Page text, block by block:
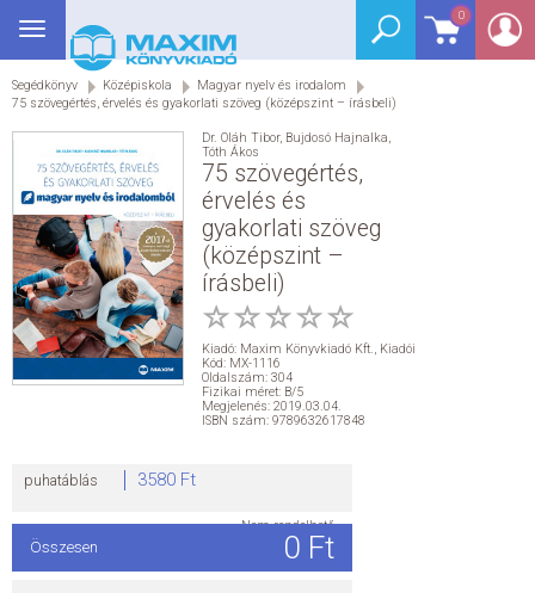
0
Toggle
navigation
Segédkönyv Középiskola
Magyar nyelv és irodalom
75 szövegértés, érvelés és gyakorlati szöveg (középszint – írásbeli)
Dr. Oláh Tibor, Bujdosó Hajnalka,
Tóth Ákos
75 szövegértés,
érvelés és
gyakorlati szöveg
(középszint –
írásbeli)
Kiadó: Maxim Könyvkiadó Kft., Kiadói
Kód: MX-1116
Oldalszám: 304
Fizikai méret: B/5
Megjelenés: 2019.03.04.
ISBN szám: 9789632617848
puhatáblás 3580 Ft
Nem rendelhető
Összesen 0 Ft
BEJELENTKEZÉS
SEGÉDKÖNYV
NYELVKÖNYV
GRIMM SZÓTÁR
DREAM KÖNYVEK
E-KÖNYVEK
ÁLTALÁNOS SZERZŐDÉSI FELTÉTELEK